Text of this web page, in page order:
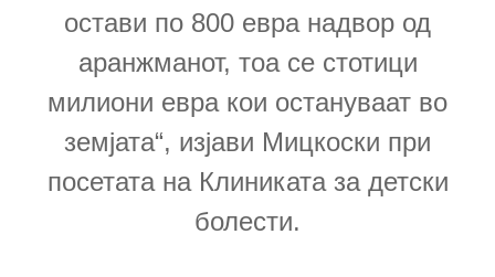
остави по 800 евра надвор од
аранжманот, тоа се стотици
милиони евра кои остануваат во
земјата“, изјави Мицкоски при
посетата на Клиниката за детски
болести.